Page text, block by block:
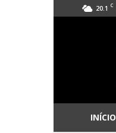
20.1 C
INÍCIO